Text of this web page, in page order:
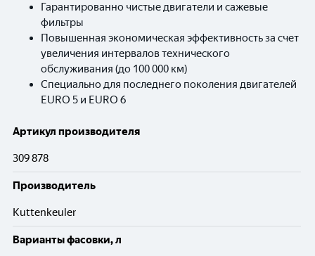
Гарантированно чистые двигатели и сажевые
фильтры
Повышенная экономическая эффективность за счет
увеличения интервалов технического
обслуживания (до 100 000 км)
Специально для последнего поколения двигателей
EURO 5 и EURO 6
Артикул производителя
309 878
Производитель
Kuttenkeuler
Варианты фасовки, л